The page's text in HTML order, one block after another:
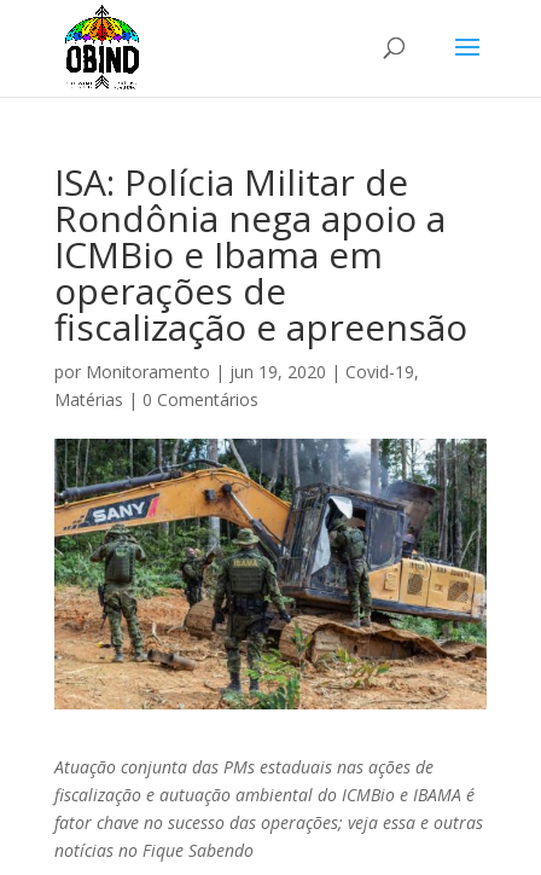
ISA: Polícia Militar de
Rondônia nega apoio a
ICMBio e Ibama em
operações de
fiscalização e apreensão
por Monitoramento | jun 19, 2020 | Covid-19,
Matérias | 0 Comentários
Atuação conjunta das PMs estaduais nas ações de
fiscalização e autuação ambiental do ICMBio e IBAMA é
fator chave no sucesso das operações; veja essa e outras
notícias no Fique Sabendo